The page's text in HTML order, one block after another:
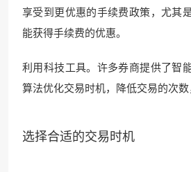
享受到更优惠的手续费政策，尤其
能获得手续费的优惠。
利用科技工具。许多券商提供了智
算法优化交易时机，降低交易的次数
选择合适的交易时机